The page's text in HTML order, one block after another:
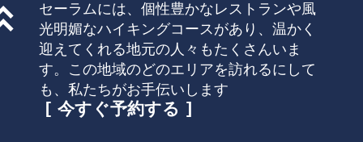
セーラムには、個性豊かなレストランや風
光明媚なハイキングコースがあり、温かく
迎えてくれる地元の人々もたくさんいま
す。この地域のどのエリアを訪れるにして
も、私たちがお手伝いします
今すぐ予約する